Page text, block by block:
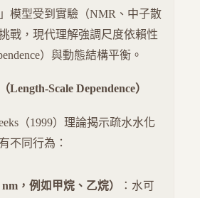
模型受到實驗（NMR、中子散
戰，現代理解強調尺度依賴性
）與動態結構平衡。
Length-Scale Dependence）
（1999）理論揭示疏水水化
不同行為：
，例如甲烷、乙烷）
：水可